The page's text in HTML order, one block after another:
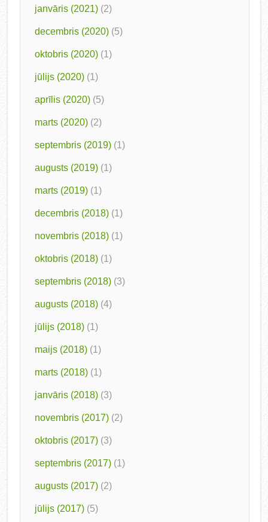
janvāris (2021) (2)
decembris (2020) (5)
oktobris (2020) (1)
jūlijs (2020) (1)
aprīlis (2020) (5)
marts (2020) (2)
septembris (2019) (1)
augusts (2019) (1)
marts (2019) (1)
decembris (2018) (1)
novembris (2018) (1)
oktobris (2018) (1)
septembris (2018) (3)
augusts (2018) (4)
jūlijs (2018) (1)
maijs (2018) (1)
marts (2018) (1)
janvāris (2018) (3)
novembris (2017) (2)
oktobris (2017) (3)
septembris (2017) (1)
augusts (2017) (2)
jūlijs (2017) (5)